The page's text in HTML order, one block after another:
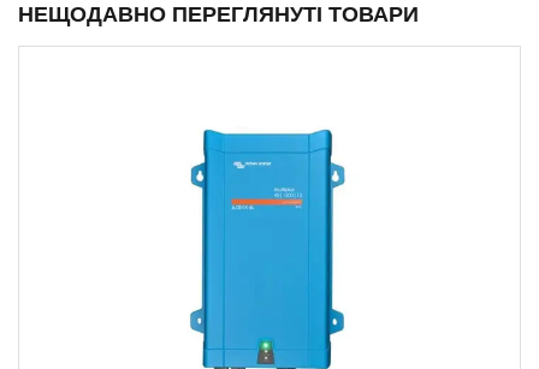
НЕЩОДАВНО ПЕРЕГЛЯНУТІ ТОВАРИ